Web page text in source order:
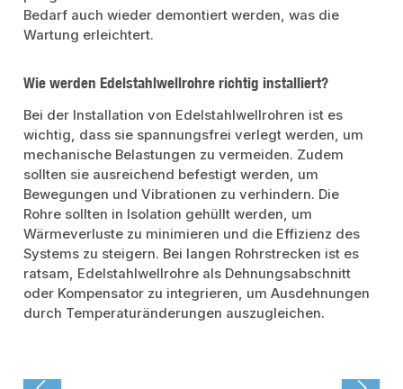
Bedarf auch wieder demontiert werden, was die
Wartung erleichtert.
Wie werden Edelstahlwellrohre richtig installiert?
Bei der Installation von Edelstahlwellrohren ist es
wichtig, dass sie spannungsfrei verlegt werden, um
mechanische Belastungen zu vermeiden. Zudem
sollten sie ausreichend befestigt werden, um
Bewegungen und Vibrationen zu verhindern. Die
Rohre sollten in Isolation gehüllt werden, um
Wärmeverluste zu minimieren und die Effizienz des
Systems zu steigern. Bei langen Rohrstrecken ist es
ratsam, Edelstahlwellrohre als Dehnungsabschnitt
oder Kompensator zu integrieren, um Ausdehnungen
durch Temperaturänderungen auszugleichen.